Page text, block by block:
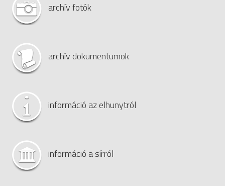
archív fotók
archív dokumentumok
információ az elhunytról
információ a sírról